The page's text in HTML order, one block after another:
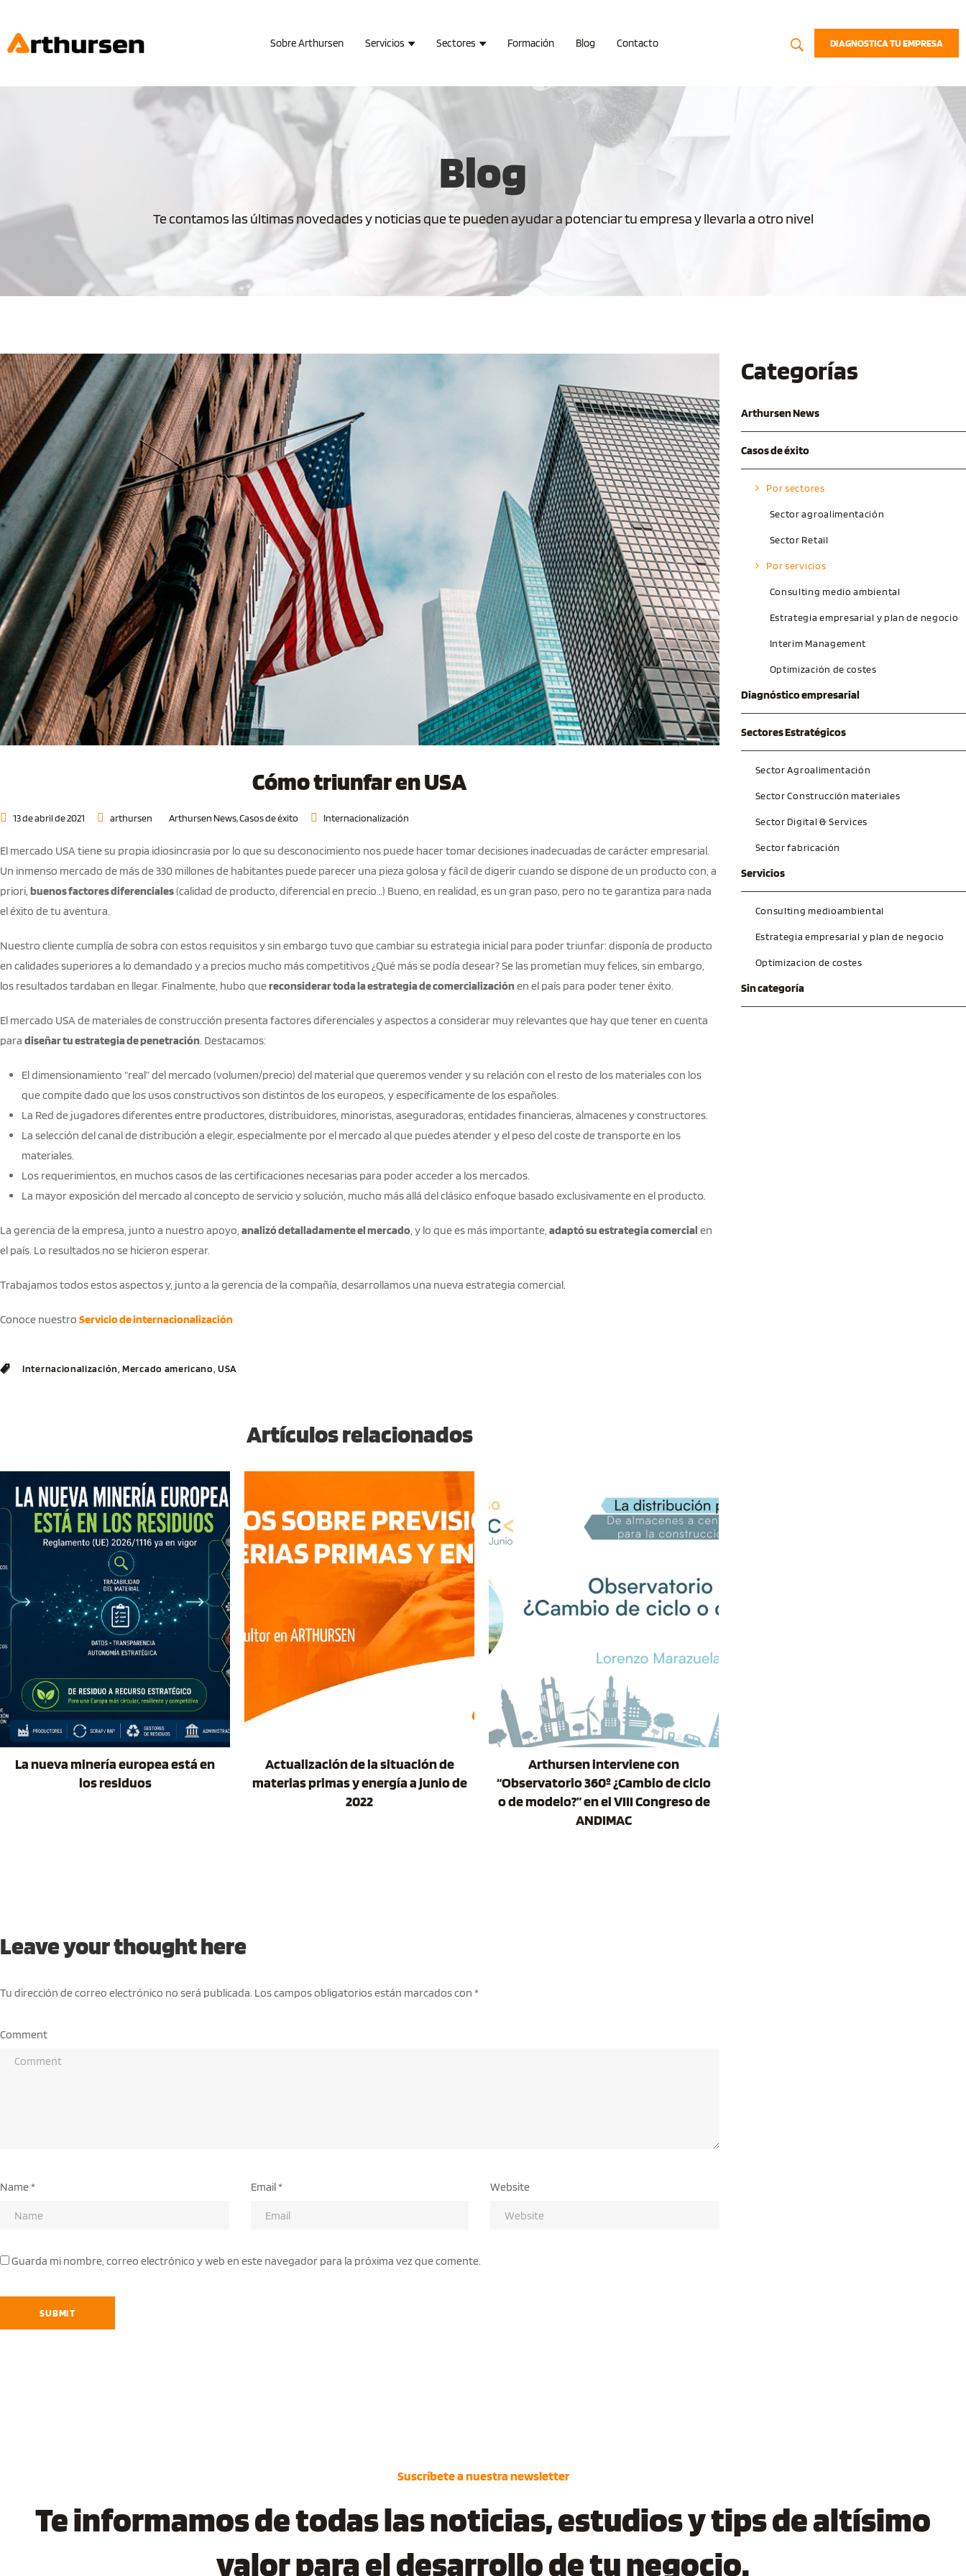
Sobre Arthursen Servicios Sectores Formación Blog Contacto DIAGNOSTICA TU EMPRESA
Blog
Te contamos las últimas novedades y noticias que te pueden ayudar a potenciar tu empresa y llevarla a otro nivel
Cómo triunfar en USA
13 de abril de 2021 arthursen Arthursen News,Casos de éxito Internacionalización
El mercado USA tiene su propia idiosincrasia por lo que su desconocimiento nos puede hacer tomar decisiones inadecuadas de carácter empresarial.
Un inmenso mercado de más de 330 millones de habitantes puede parecer una pieza golosa y fácil de digerir cuando se dispone de un producto con, a
priori, buenos factores diferenciales(calidad de producto, diferencial en precio…) Bueno, en realidad, es un gran paso, pero no te garantiza para nada
el éxito de tu aventura.
Nuestro cliente cumplía de sobra con estos requisitos y sin embargo tuvo que cambiar su estrategia inicial para poder triunfar: disponía de producto
en calidades superiores a lo demandado y a precios mucho más competitivos ¿Qué más se podía desear? Se las prometían muy felices, sin embargo,
los resultados tardaban en llegar. Finalmente, hubo quereconsiderar toda la estrategia de comercializaciónen el país para poder tener éxito.
El mercado USA de materiales de construcción presenta factores diferenciales y aspectos a considerar muy relevantes que hay que tener en cuenta
para diseñar tu estrategia de penetración. Destacamos:
El dimensionamiento “real” del mercado (volumen/precio) del material que queremos vender y su relación con el resto de los materiales con los
que compite dado que los usos constructivos son distintos de los europeos, y específicamente de los españoles.
La Red de jugadores diferentes entre productores, distribuidores, minoristas, aseguradoras, entidades financieras, almacenes y constructores.
La selección del canal de distribución a elegir, especialmente por el mercado al que puedes atender y el peso del coste de transporte en los
materiales.
Los requerimientos, en muchos casos de las certificaciones necesarias para poder acceder a los mercados.
La mayor exposición del mercado al concepto de servicio y solución, mucho más allá del clásico enfoque basado exclusivamente en el producto.
La gerencia de la empresa, junto a nuestro apoyo, analizó detalladamente el mercado, y lo que es más importante, adaptó su estrategia comercial en
el país. Lo resultados no se hicieron esperar.
Trabajamos todos estos aspectos y, junto a la gerencia de la compañía, desarrollamos una nueva estrategia comercial.
Conoce nuestro Servicio de internacionalización
Internacionalización, Mercado americano, USA
Artículos relacionados
La nueva minería europea está en
los residuos
Actualización de la situación de
materias primas y energía a junio de
2022
Arthursen interviene con
“Observatorio 360º ¿Cambio de ciclo
o de modelo?” en el VIII Congreso de
ANDIMAC
Leave your thought here
Tu dirección de correo electrónico no será publicada. Los campos obligatorios están marcados con *
Comment
Name* Email* Website
Guarda mi nombre, correo electrónico y web en este navegador para la próxima vez que comente.
Categorías
Arthursen News
Casos de éxito
Por sectores
Sector agroalimentación
Sector Retail
Por servicios
Consulting medio ambiental
Estrategia empresarial y plan de negocio
Interim Management
Optimización de costes
Diagnóstico empresarial
Sectores Estratégicos
Sector Agroalimentación
Sector Construcción materiales
Sector Digital & Services
Sector fabricación
Servicios
Consulting medioambiental
Estrategia empresarial y plan de negocio
Optimizacion de costes
Sin categoría
Suscríbete a nuestra newsletter
Te informamos de todas las noticias, estudios y tips de altísimo
valor para el desarrollo de tu negocio.